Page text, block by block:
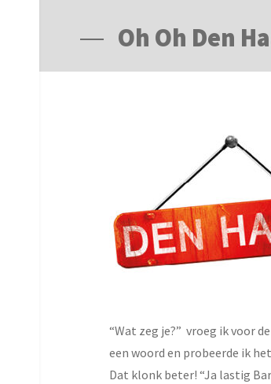
Oh Oh Den
“Wat zeg je?” vroeg ik voor
een woord en probeerde ik
Dat klonk beter! “Ja lastig